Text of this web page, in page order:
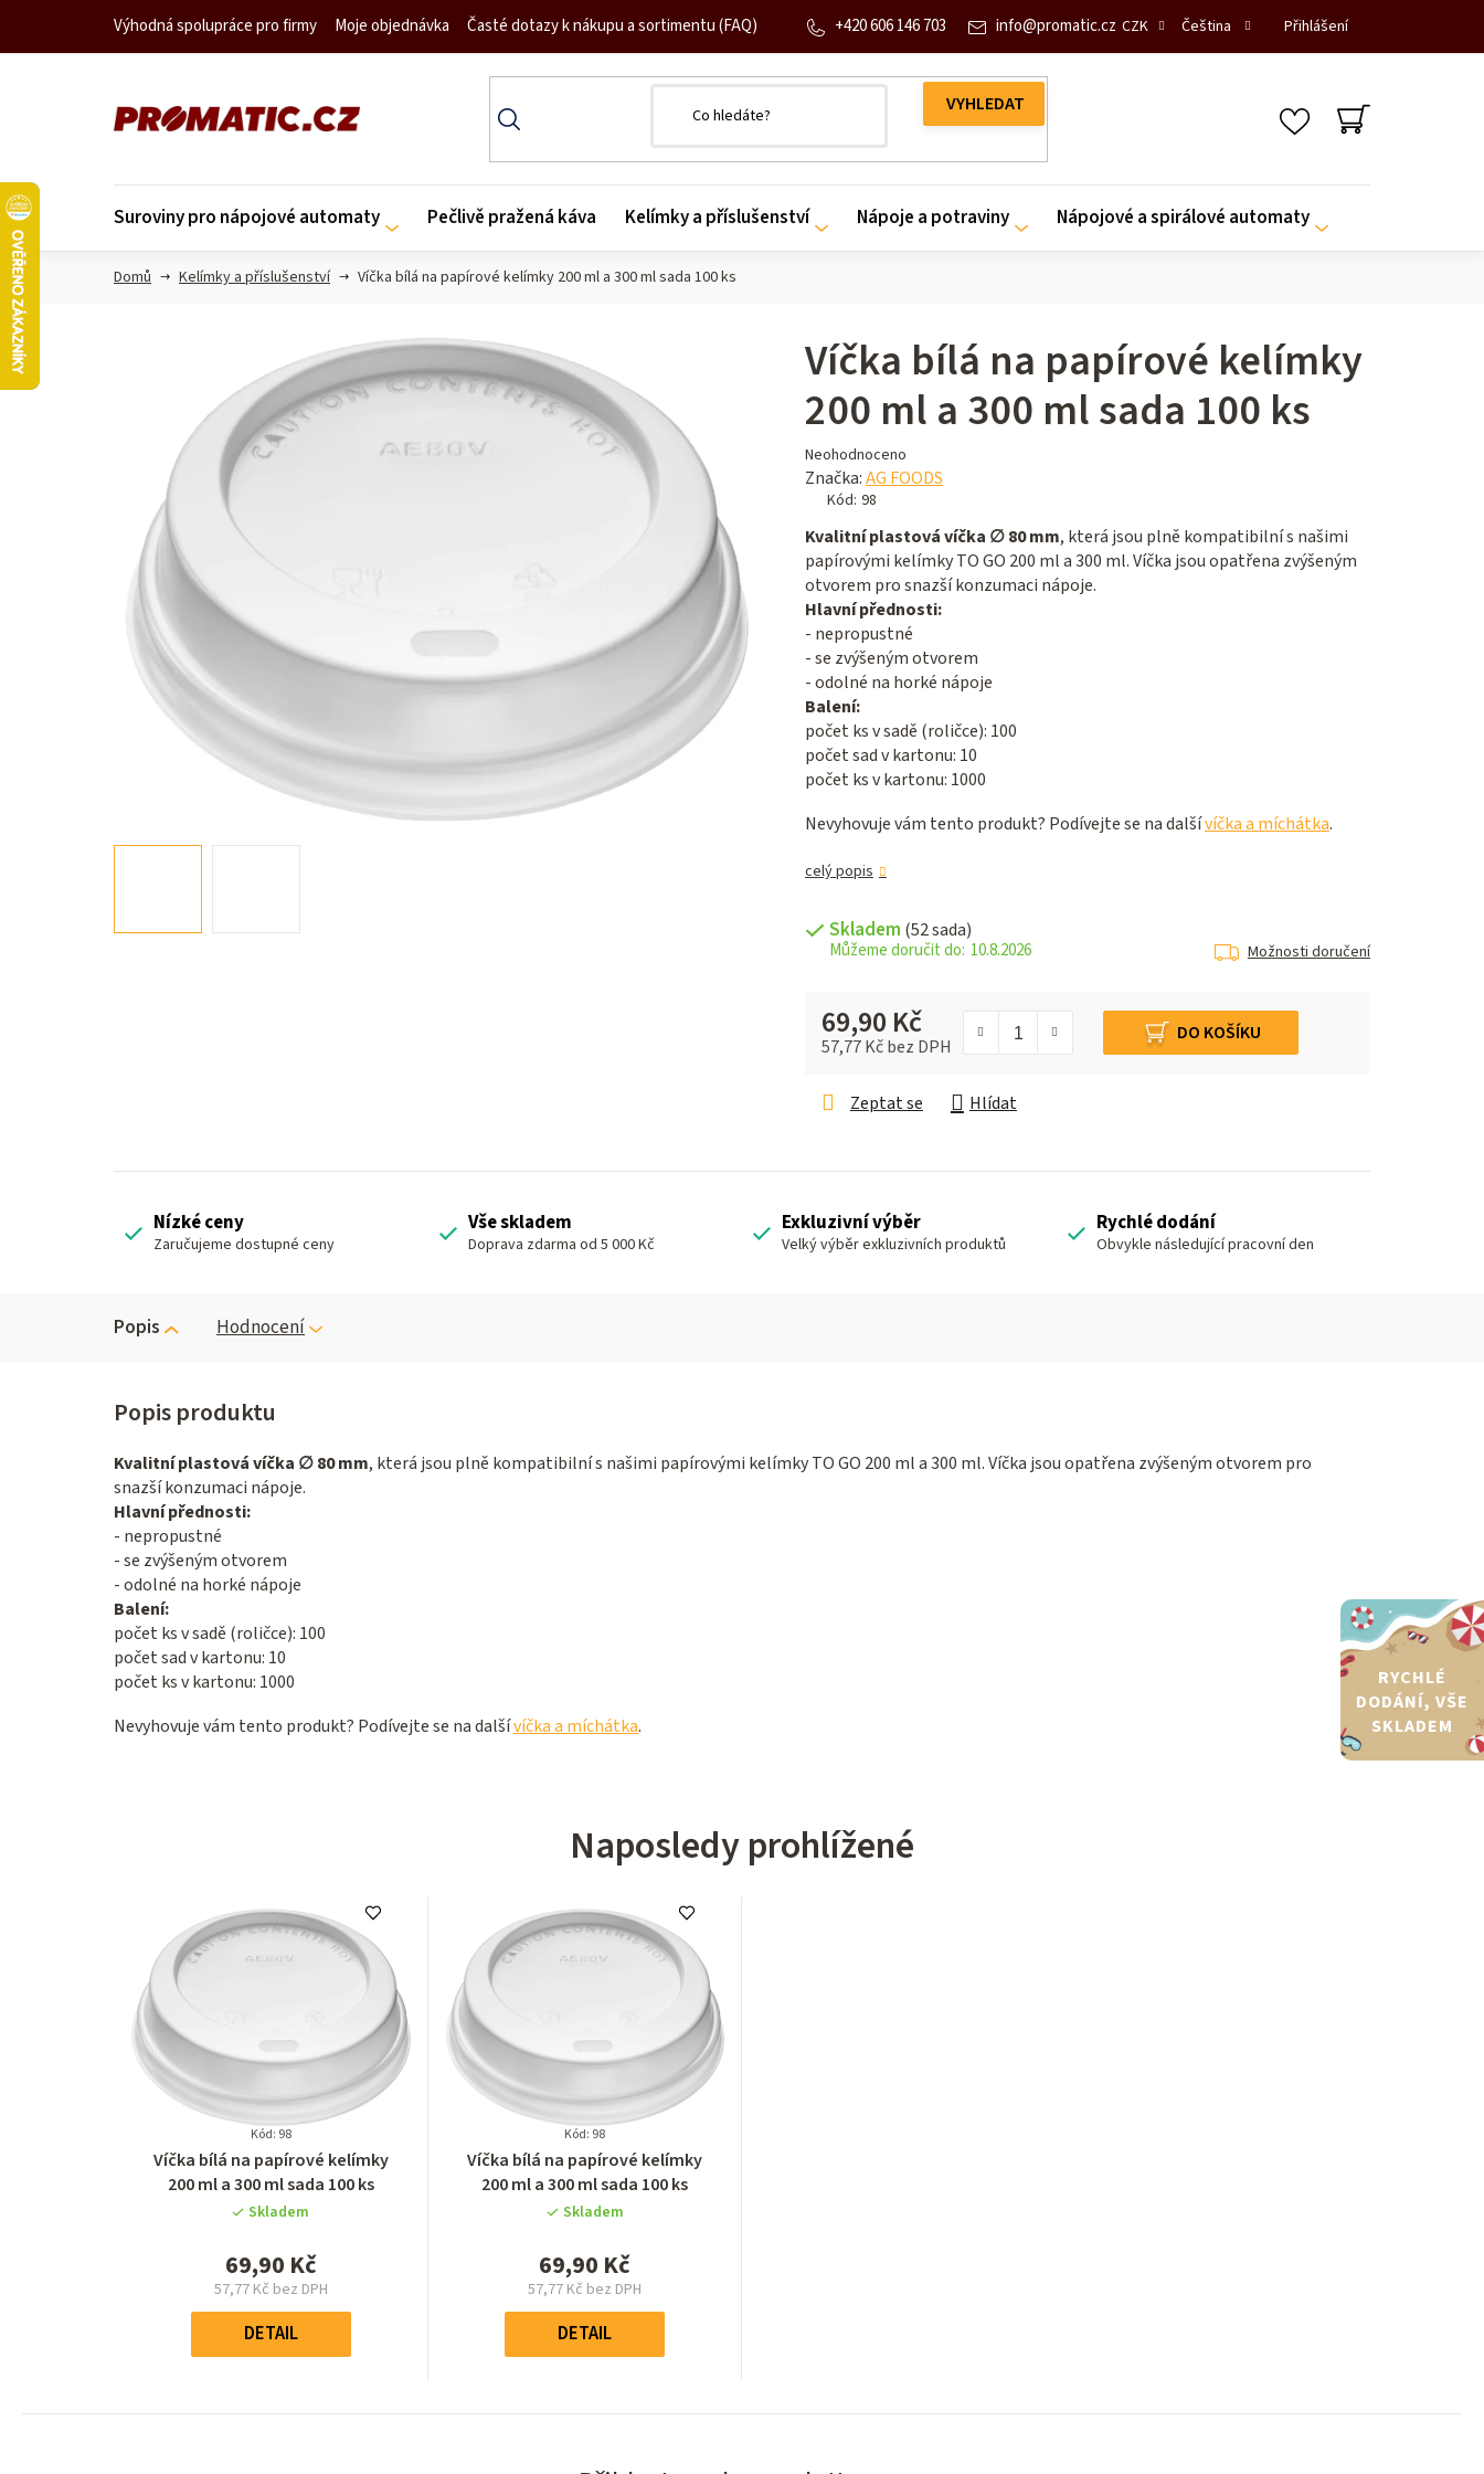
obsah
Výhodná spolupráce pro firmy Moje objednávka Časté dotazy k nákupu a sortimentu (FAQ) CZK Čeština Přihlášení
info@promatic.cz
+420 606 146 703
NÁKUPNÍ
Suroviny pro nápojové automaty Pečlivě pražená káva Kelímky a příslušenství Nápoje a potraviny Nápojové a spirálové automaty
Domů Kelímky a příslušenství Víčka bílá na papírové kelímky 200 ml a 300 ml sada 100 ks
Víčka bílá na papírové kelímky
200 ml a 300 ml sada 100 ks
Průměrné
hodnocení
produktu
je
0,0
z 5
hvězdiček.
Neohodnoceno
Značka:AG FOODS
Kód: 98
Kvalitní plastová víčka ∅ 80 mm, která jsou plně kompatibilní s našimi
papírovými kelímky TO GO 200 ml a 300 ml. Víčka jsou opatřena zvýšeným
otvorem pro snazší konzumaci nápoje.
Hlavní přednosti:
- nepropustné
- se zvýšeným otvorem
- odolné na horké nápoje
Balení:
počet ks v sadě (roličce): 100
počet sad v kartonu: 10
počet ks v kartonu: 1000
Nevyhovuje vám tento produkt? Podívejte se na dalšívíčka a míchátka.
celý popis
Skladem (52 sada)
10.8.2026 Možnosti doručení
69,90 Kč
57,77 Kč bez DPH
DO KOŠÍKU
Zeptat se Hlídat
Nízké ceny
Zaručujeme dostupné ceny
Vše skladem
Doprava zdarma od 5 000 Kč
Exkluzivní výběr
Velký výběr exkluzivních produktů
Rychlé dodání
Obvykle následující pracovní den
Popis Hodnocení
Kvalitní plastová víčka ∅ 80 mm, která jsou plně kompatibilní s našimi papírovými kelímky TO GO 200 ml a 300 ml. Víčka jsou opatřena zvýšeným otvorem pro
snazší konzumaci nápoje.
Hlavní přednosti:
- nepropustné
- se zvýšeným otvorem
- odolné na horké nápoje
Balení:
počet ks v sadě (roličce): 100
počet sad v kartonu: 10
počet ks v kartonu: 1000
Nevyhovuje vám tento produkt? Podívejte se na dalšívíčka a míchátka.
Naposledy prohlížené
Kód: 98
Průměrné
hodnocení
produktu
0,0
z
hvězdiček.
Víčka bílá na papírové kelímky
200 ml a 300 ml sada 100 ks
Skladem
69,90 Kč
57,77 Kč bez DPH
Měrná
cena:
DETAIL
Kód: 98
Průměrné
hodnocení
produktu
0,0
z
hvězdiček.
Víčka bílá na papírové kelímky
200 ml a 300 ml sada 100 ks
Skladem
69,90 Kč
57,77 Kč bez DPH
Měrná
cena:
DETAIL
RYCHLÉ
DODÁNÍ, VŠE
SKLADEM